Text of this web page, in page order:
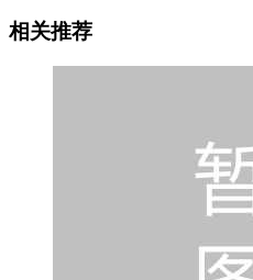
相关推荐